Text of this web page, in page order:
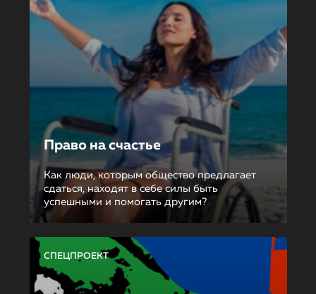
Право на счастье
Как люди, которым общество предлагает
сдаться, находят в себе силы быть
успешными и помогать другим?
СПЕЦПРОЕКТ